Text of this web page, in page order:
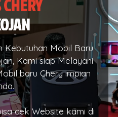
Mobil Baru
Kami siap Melayani
baru Chery impian
cek Website kami di